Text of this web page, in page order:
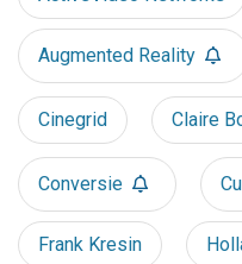
Augmented Reality
Cinegrid Claire
Conversie
Frank Kresin